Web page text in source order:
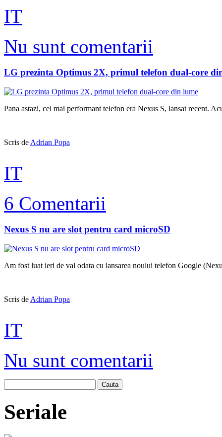
IT
Nu sunt comentarii
LG prezinta Optimus 2X, primul telefon dual-core
Pana astazi, cel mai performant telefon era Nexus S, lansat recent.
Scris de Adrian Popa
IT
6 Comentarii
Nexus S nu are slot pentru card microSD
Am fost luat ieri de val odata cu lansarea noului telefon Google
Scris de Adrian Popa
IT
Nu sunt comentarii
Cauta
Seriale